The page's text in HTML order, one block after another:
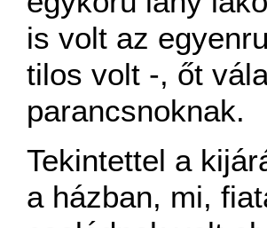
is volt az
tilos volt -, őt
parancsnoknak.
Tekintettel a
a házban, mi,